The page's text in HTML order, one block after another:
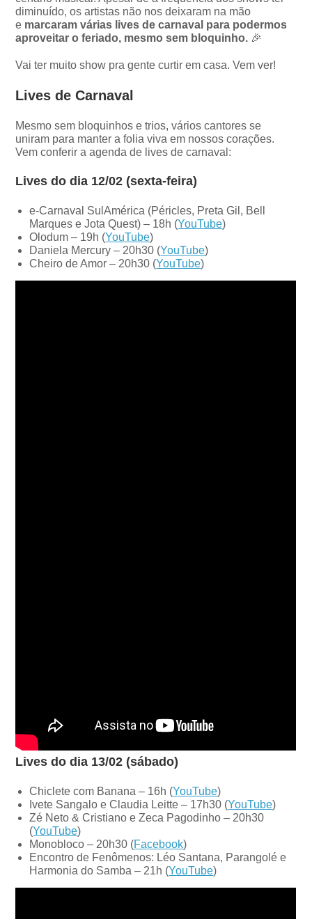
diminuído, os artistas não nos deixaram na mão
e marcaram várias lives de carnaval para podermos
aproveitar o feriado, mesmo sem bloquinho. 🎉
Vai ter muito show pra gente curtir em casa. Vem ver!
Lives de Carnaval
Mesmo sem bloquinhos e trios, vários cantores se
uniram para manter a folia viva em nossos corações.
Vem conferir a agenda de lives de carnaval:
Lives do dia 12/02 (sexta-feira)
e-Carnaval SulAmérica (Péricles, Preta Gil, Bell
Marques e Jota Quest) – 18h (YouTube)
Olodum – 19h (YouTube)
Daniela Mercury – 20h30 (YouTube)
Cheiro de Amor – 20h30 (YouTube)
Lives do dia 13/02 (sábado)
Chiclete com Banana – 16h (YouTube)
Ivete Sangalo e Claudia Leitte – 17h30 (YouTube)
Zé Neto & Cristiano e Zeca Pagodinho – 20h30
(YouTube)
Monobloco – 20h30 (Facebook)
Encontro de Fenômenos: Léo Santana, Parangolé e
Harmonia do Samba – 21h (YouTube)